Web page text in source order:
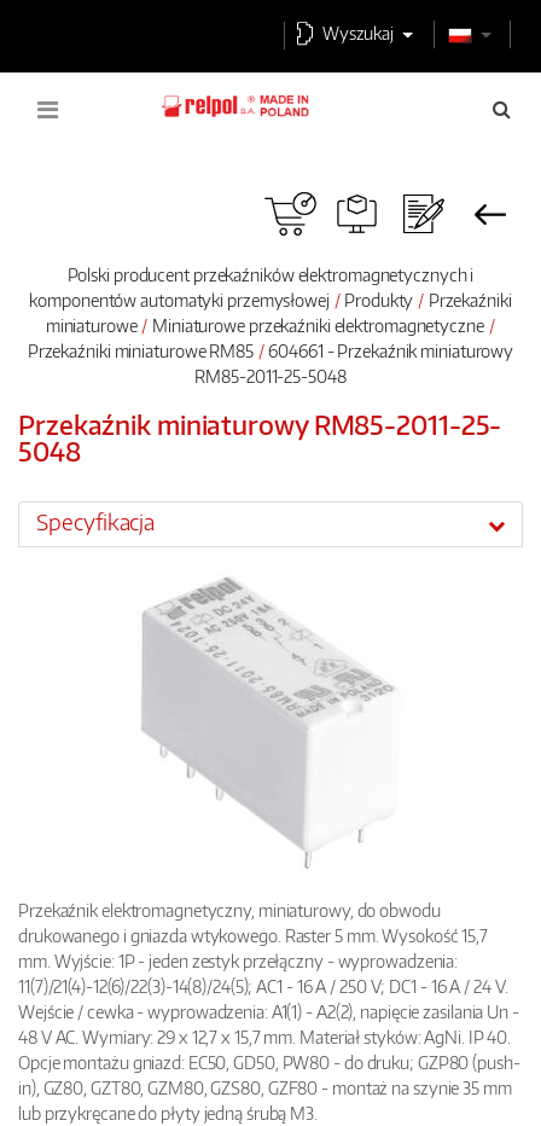
Wyszukaj
Polski producent przekaźników elektromagnetycznych i
komponentów automatyki przemysłowej
Produkty
Przekaźniki
miniaturowe
Miniaturowe przekaźniki elektromagnetyczne
Przekaźniki miniaturowe RM85
604661 - Przekaźnik miniaturowy
RM85-2011-25-5048
Przekaźnik miniaturowy RM85-2011-25-
5048
Specyfikacja
Przekaźnik elektromagnetyczny, miniaturowy, do obwodu
drukowanego i gniazda wtykowego. Raster 5 mm. Wysokość 15,7
mm. Wyjście: 1P - jeden zestyk przełączny - wyprowadzenia:
11(7)/21(4)-12(6)/22(3)-14(8)/24(5); AC1 - 16 A / 250 V; DC1 - 16 A / 24 V.
Wejście / cewka - wyprowadzenia: A1(1) - A2(2), napięcie zasilania Un -
48 V AC. Wymiary: 29 x 12,7 x 15,7 mm. Materiał styków: AgNi. IP 40.
Opcje montażu gniazd: EC50, GD50, PW80 - do druku; GZP80 (push-
in), GZ80, GZT80, GZM80, GZS80, GZF80 - montaż na szynie 35 mm
lub przykręcane do płyty jedną śrubą M3.